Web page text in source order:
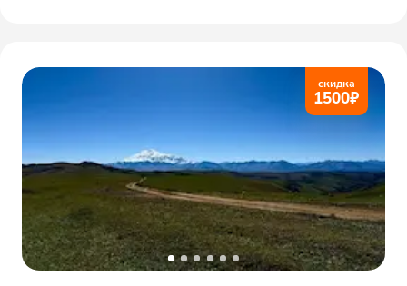
скидка
1500₽